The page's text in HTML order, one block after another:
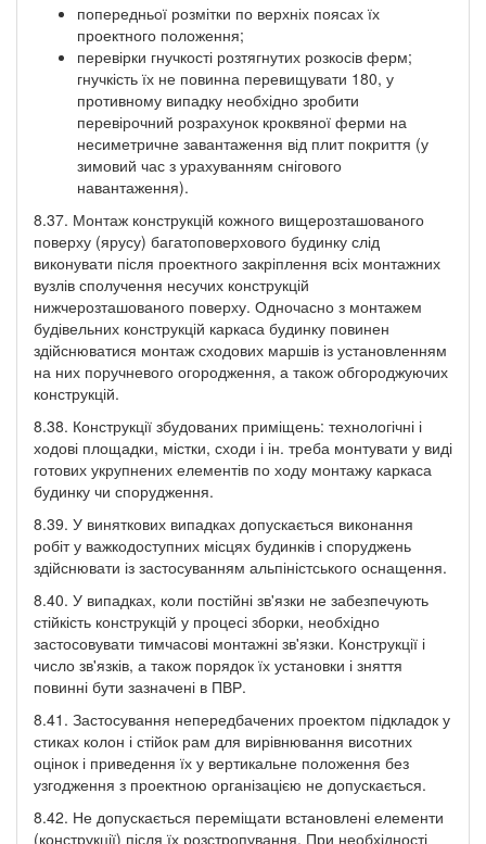
попередньої розмітки по верхніх поясах їх
проектного положення;
перевірки гнучкості розтягнутих розкосів ферм;
гнучкість їх не повинна перевищувати 180, у
противному випадку необхідно зробити
перевірочний розрахунок кроквяної ферми на
несиметричне завантаження від плит покриття (у
зимовий час з урахуванням снігового
навантаження).
8.37. Монтаж конструкцій кожного вищерозташованого
поверху (ярусу) багатоповерхового будинку слід
виконувати після проектного закріплення всіх монтажних
вузлів сполучення несучих конструкцій
нижчерозташованого поверху. Одночасно з монтажем
будівельних конструкцій каркаса будинку повинен
здійснюватися монтаж сходових маршів із установленням
на них поручневого огородження, а також обгороджуючих
конструкцій.
8.38. Конструкції збудованих приміщень: технологічні і
ходові площадки, містки, сходи і ін. треба монтувати у виді
готових укрупнених елементів по ходу монтажу каркаса
будинку чи спорудження.
8.39. У виняткових випадках допускається виконання
робіт у важкодоступних місцях будинків і споруджень
здійснювати із застосуванням альпіністського оснащення.
8.40. У випадках, коли постійні зв'язки не забезпечують
стійкість конструкцій у процесі зборки, необхідно
застосовувати тимчасові монтажні зв'язки. Конструкції і
число зв'язків, а також порядок їх установки і зняття
повинні бути зазначені в ПВР.
8.41. Застосування непередбачених проектом підкладок у
стиках колон і стійок рам для вирівнювання висотних
оцінок і приведення їх у вертикальне положення без
узгодження з проектною організацією не допускається.
8.42. Не допускається переміщати встановлені елементи
(конструкції) після їх розстропування. При необхідності